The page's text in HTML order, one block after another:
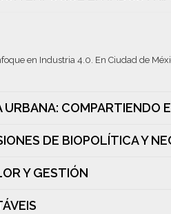
en Industria 4.0. En Ciudad de
COMPARTIENDO
DE BIOPOLÍTICA Y
Y GESTIÓN